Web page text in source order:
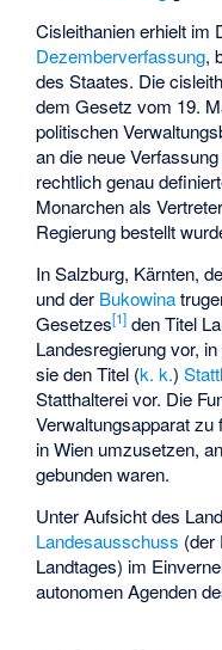
Cisleithanien erhielt im
Dezemberverfassung,
des Staates. Die
dem Gesetz vom 19.
politischen
an die neue
rechtlich genau
Monarchen als
Regierung bestellt
InSalzburg, Kärnten,
und der Bukowina
Gesetzes[1] den Titel
Landesregierung vor,
sie den Titel (k. k.)
Statthalterei vor. Die
Verwaltungsapparat zu
in Wien umzusetzen,
gebunden waren.
Unter Aufsicht des
Landesausschuss (der
Landtages) im
autonomen Agenden